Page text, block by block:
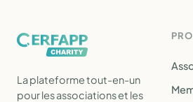
La plateforme tout-en-un
pour les associations et les